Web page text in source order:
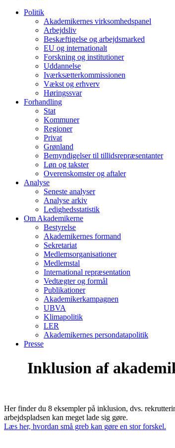
Politik
Akademikernes virksomhedspanel
Arbejdsliv
Beskæftigelse og arbejdsmarked
EU og internationalt
Forskning og institutioner
Uddannelse
Iværksætterkommissionen
Vækst og erhverv
Høringssvar
Forhandling
Stat
Kommuner
Regioner
Privat
Grønland
Bemyndigelser til tillidsrepræsentanter
Løn og takster
Overenskomster og aftaler
Analyse
Seneste analyser
Analyse arkiv
Ledighedsstatistik
Om Akademikerne
Bestyrelse
Akademikernes formand
Sekretariat
Medlemsorganisationer
Medlemstal
International repræsentation
Vedtægter og formål
Publikationer
Akademikerkampagnen
UBVA
Klimapolitik
LER
Akademikernes persondatapolitik
Presse
Inklusion af
Her finder du 8 eksempler på inklusion, dvs.
arbejdspladsen kan meget lade sig gøre.
Læs her, hvordan små greb kan gøre en stor forskel.